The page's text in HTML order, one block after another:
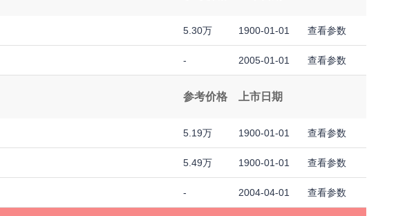
5.30万 1900-01-01 查看参数
- 2005-01-01 查看参数
参考价格 上市日期
5.19万 1900-01-01 查看参数
5.49万 1900-01-01 查看参数
- 2004-04-01 查看参数